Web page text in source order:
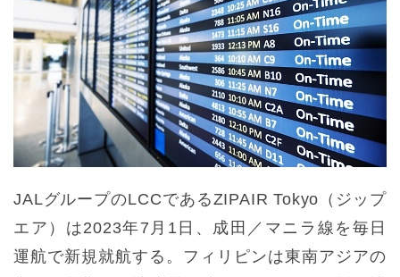
JALグループのLCCであるZIPAIR Tokyo（ジップ
エア）は2023年7月1日、成田／マニラ線を毎日
運航で新規就航する。フィリピンは東南アジアの